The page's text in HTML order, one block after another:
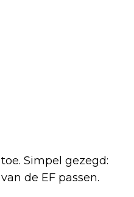
Simpel gezegd:
de EF passen.